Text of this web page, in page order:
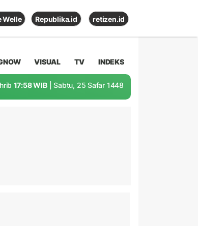
Welle Republika.id retizen.id
VISUAL TV INDEKS
17:58 WIB | Sabtu, 25 Safar 1448